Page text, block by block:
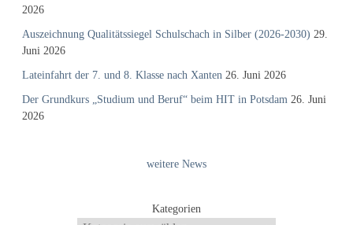
2026
Auszeichnung Qualitätssiegel Schulschach in Silber (2026-2030) 29.
Juni 2026
Lateinfahrt der 7. und 8. Klasse nach Xanten 26. Juni 2026
Der Grundkurs „Studium und Beruf“ beim HIT in Potsdam 26. Juni
2026
weitere News
Kategorien